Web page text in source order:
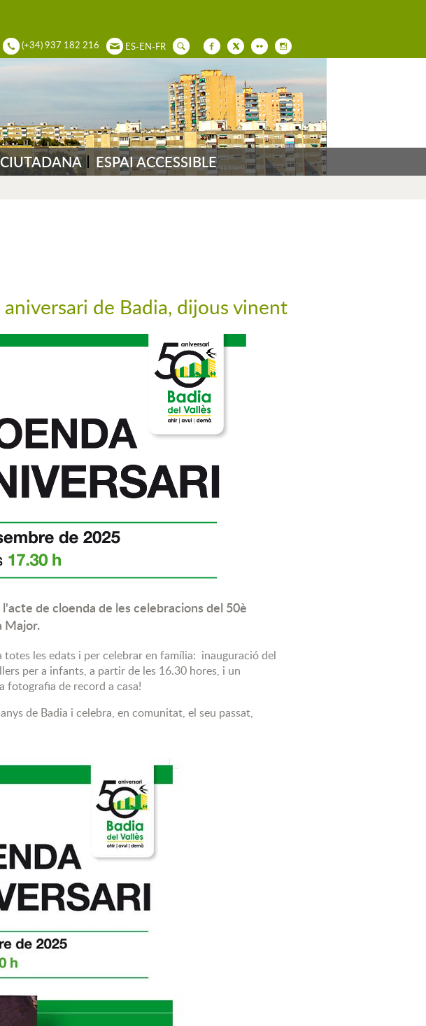
(+34) 937 182 216 ES-EN-FR
ESPAI ACCESSIBLE
de Badia, dijous vinent
de cloenda de les celebracions del 50è
Major.
les edats i per celebrar en família: inauguració del
per a infants, a partir de les 16.30 hores, i un
de record a casa!
de Badia i celebra, en comunitat, el seu passat,